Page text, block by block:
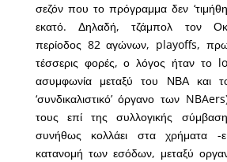
σεζόν που το πρόγραμμα δεν
εκατό. Δηλαδή, τζάμπολ τον
περίοδος 82 αγώνων, playoffs,
τέσσερις φορές, ο λόγος ήταν το
ασυμφωνία μεταξύ του ΝΒΑ και
‘συνδικαλιστικό’ όργανο των
τους επί της συλλογικής
συνήθως κολλάει στα χρήματα -
κατανομή των εσόδων, μεταξύ